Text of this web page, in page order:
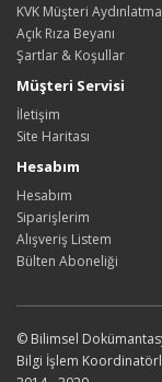
KVK Müşteri
Açık Rıza Beyanı
Şartlar & Koşullar
Müşteri Servisi
İletişim
Site Haritası
Hesabım
Hesabım
Siparişlerim
Alışveriş Listem
Bülten Aboneliği
© Bilimsel
Bilgi İşlem